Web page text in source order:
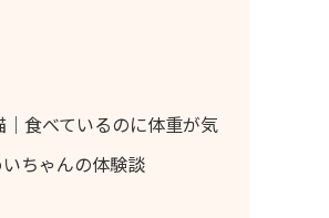
食べているのに体重が気
ちゃんの体験談